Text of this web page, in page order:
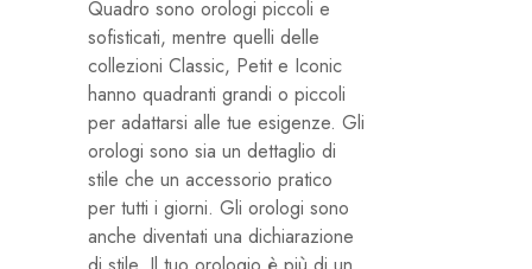
Quadro sono orologi piccoli e
sofisticati, mentre quelli delle
collezioni Classic, Petit e Iconic
hanno quadranti grandi o piccoli
per adattarsi alle tue esigenze. Gli
orologi sono sia un dettaglio di
stile che un accessorio pratico
per tutti i giorni. Gli orologi sono
anche diventati una dichiarazione